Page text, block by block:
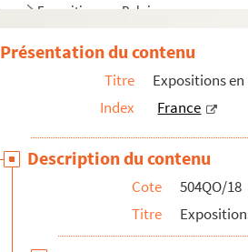
Expositions en Belgique
Expositions aux Pays-Bas
Autres expositions
Autres réceptions et évènements à l'étranger
Pièces isolées
Présentation du contenu
Titre
Expositions
Index
France
Description du contenu
Cote
504QO/18
Titre